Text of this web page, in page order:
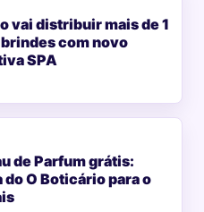
vai distribuir mais de 1
com novo
SPA
de Parfum grátis:
do O Boticário para o